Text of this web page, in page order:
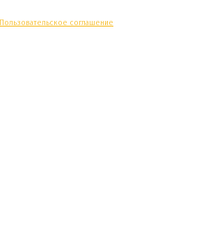
Пользовательское соглашение